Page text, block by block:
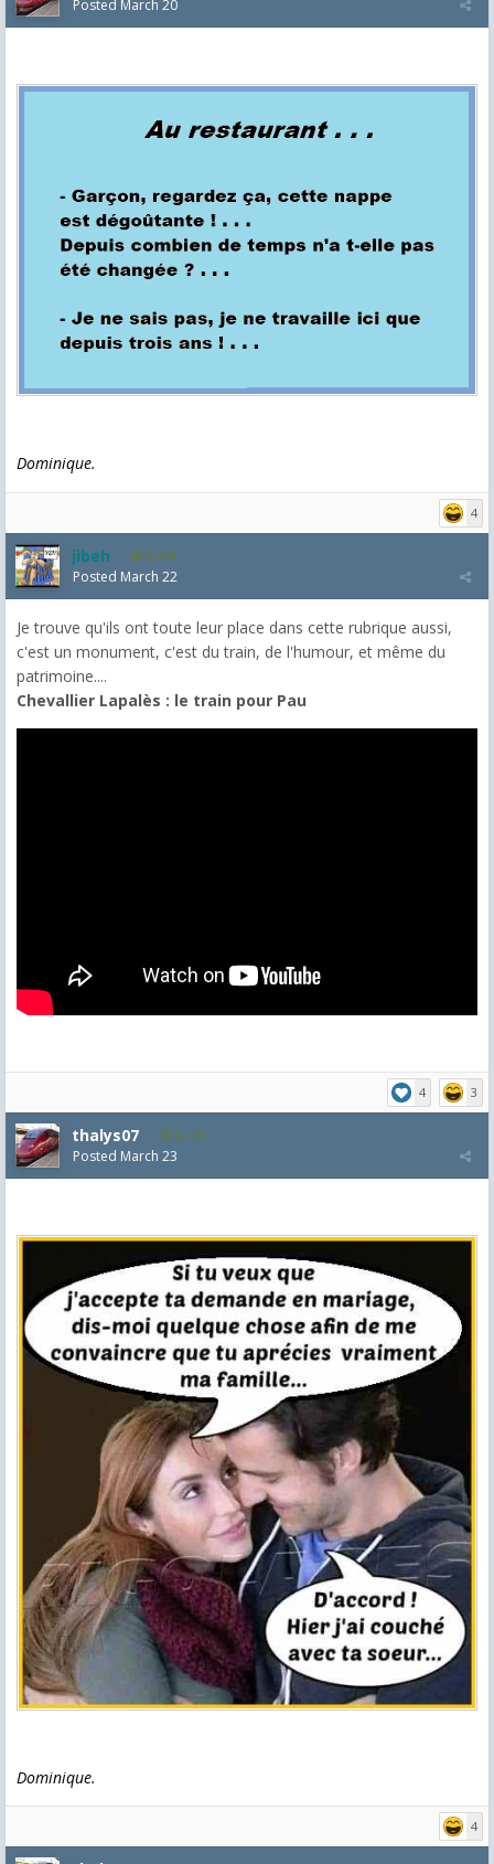
Posted March 20
Dominique.
4
jibeh 5,474
Posted March 22
Je trouve qu'ils ont toute leur place dans cette rubrique aussi,
c'est un monument, c'est du train, de l'humour, et même du
patrimoine....
Chevallier Lapalès : le train pour Pau
4 3
thalys07 8,174
Posted March 23
Dominique.
4